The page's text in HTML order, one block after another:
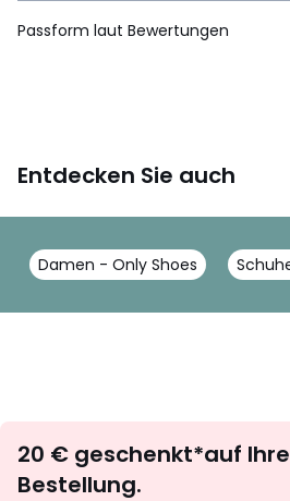
Passform laut Bewertungen
Entdecken Sie auch
Damen - Only Shoes
20 € geschenkt*auf
Bestellung.